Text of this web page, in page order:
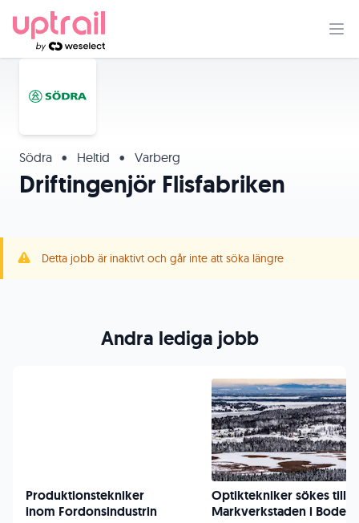
Södra • Heltid • Varberg
Driftingenjör Flisfabriken
Detta jobb är inaktivt och går inte att söka längre
Andra lediga jobb
Produktionstekniker
inom Fordonsindustrin
Optiktekniker sökes till
Markverkstaden i Boden